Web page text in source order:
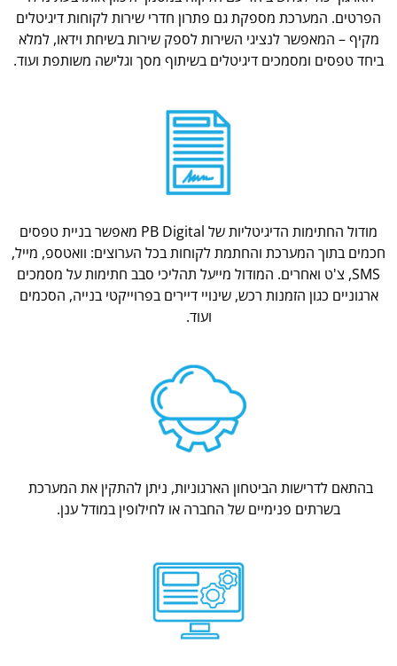
הפרטים. המערכת מספקת גם פתרון חדרי שירות לקוחות דיגיטלים
מקיף – המאפשר לנציגי השירות לספק שירות בשיחת וידאו, למלא
ביחד טפסים ומסמכים דיגיטלים בשיתוף מסך וגלישה משותפת ועוד.
מודול החתימות הדיגיטליות של PB Digital מאפשר בניית טפסים
חכמים בתוך המערכת והחתמת לקוחות בכל הערוצים: וואטספ, מייל,
SMS, צ'ט ואחרים. המודול מייעל תהליכי סבב חתימות על מסמכים
ארגוניים כגון הזמנות רכש, שינויי דיירים בפרוייקטי בנייה, הסכמים
ועוד.
בהתאם לדרישות הביטחון הארגוניות, ניתן להתקין את המערכת
בשרתים פנימיים של החברה או לחילופין במודל ענן.